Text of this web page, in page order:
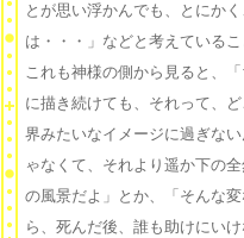
とが思い浮かんでも、とにか
は・・・」などと考えている
これも神様の側から見ると、
に描き続けても、それって、
界みたいなイメージに過ぎな
ゃなくて、それより遥か下の
の風景だよ」とか、「そんな
ら、死んだ後、誰も助けにい